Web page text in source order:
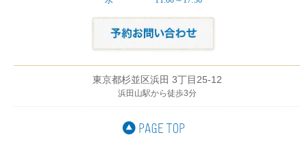
東京都杉並区浜田 3丁目25-12
浜田山駅から徒歩3分